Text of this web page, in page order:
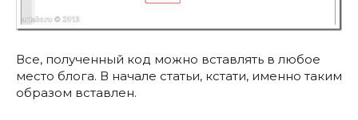
Все, полученный код можно вставлять в любое
место блога. В начале статьи, кстати, именно таким
образом вставлен.